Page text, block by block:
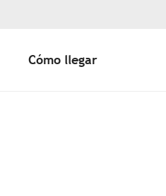
Cómo llegar